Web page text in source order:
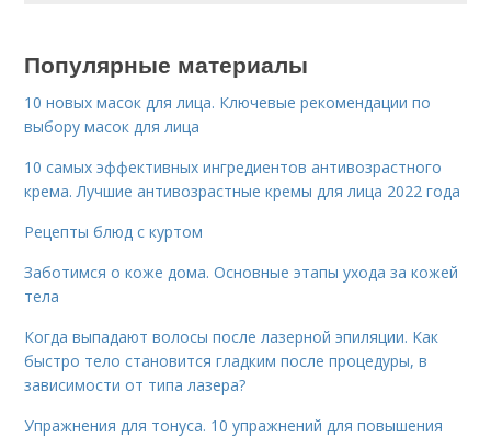
Популярные материалы
10 новых масок для лица. Ключевые рекомендации по
выбору масок для лица
10 самых эффективных ингредиентов антивозрастного
крема. Лучшие антивозрастные кремы для лица 2022 года
Рецепты блюд с куртом
Заботимся о коже дома. Основные этапы ухода за кожей
тела
Когда выпадают волосы после лазерной эпиляции. Как
быстро тело становится гладким после процедуры, в
зависимости от типа лазера?
Упражнения для тонуса. 10 упражнений для повышения